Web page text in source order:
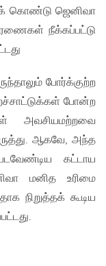
கொண்டு ஜெனிவா
நீக்கப்பட்டு
போர்க்குற்ற
போன்ற
அவசியமற்றவை
ஆகவே, அந்த
கட்டாய
மனித உரிமை
நிறுத்தக் கூடிய